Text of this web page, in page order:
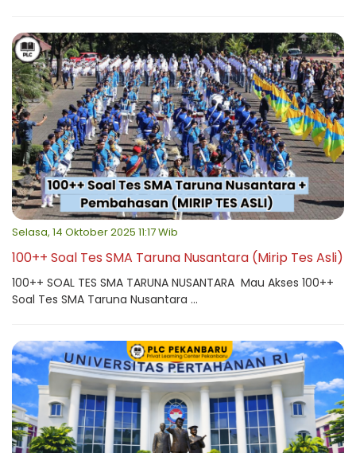
Selasa, 14 Oktober 2025 11:17 Wib
100++ Soal Tes SMA Taruna Nusantara (Mirip Tes Asli)
100++ SOAL TES SMA TARUNA NUSANTARA Mau Akses 100++
Soal Tes SMA Taruna Nusantara ...